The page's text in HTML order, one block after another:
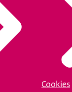
Cookies